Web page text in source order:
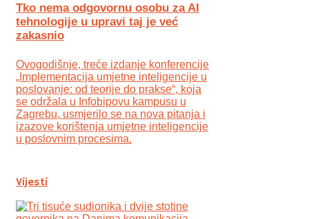
Tko nema odgovornu osobu za AI
tehnologije u upravi taj je već
zakasnio
Ovogodišnje, treće izdanje konferencije
„Implementacija umjetne inteligencije u
poslovanje: od teorije do prakse“, koja
se održala u Infobipovu kampusu u
Zagrebu, usmjerilo se na nova pitanja i
izazove korištenja umjetne inteligencije
u poslovnim procesima.
Vijesti